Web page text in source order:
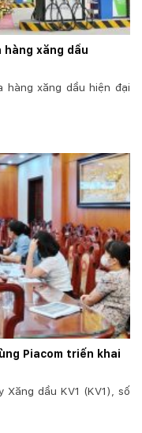
xăng dầu
hàng xăng dầu hiện đại
Piacom triển khai
dầu KV1 (KV1), số